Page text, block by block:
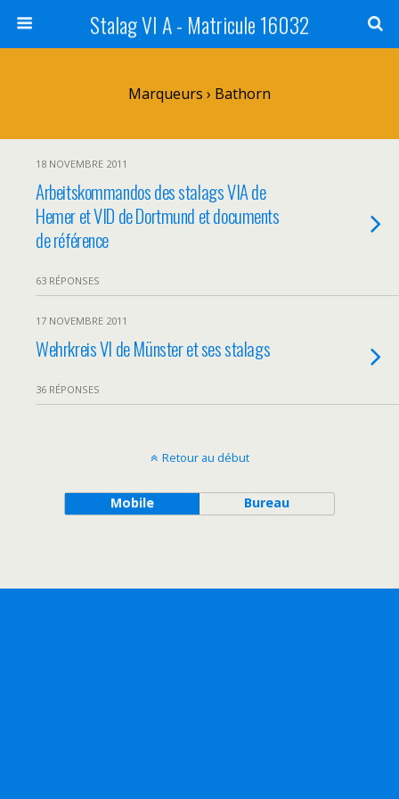
Stalag VI A - Matricule 16032
Marqueurs › Bathorn
18 NOVEMBRE 2011
Arbeitskommandos des stalags VIA de
Hemer et VID de Dortmund et documents
de référence
63 RÉPONSES
17 NOVEMBRE 2011
Wehrkreis VI de Münster et ses stalags
36 RÉPONSES
Retour au début
Mobile Bureau